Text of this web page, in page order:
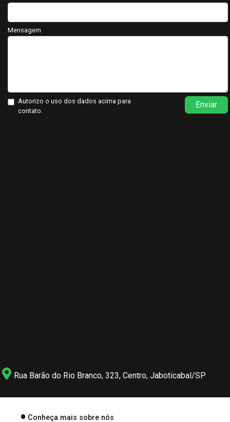
Mensagem
Autorizo o uso dos dados acima para
contato.
Enviar
Rua Barão do Rio Branco, 323, Centro, Jaboticabal/SP
Conheça mais sobre nós